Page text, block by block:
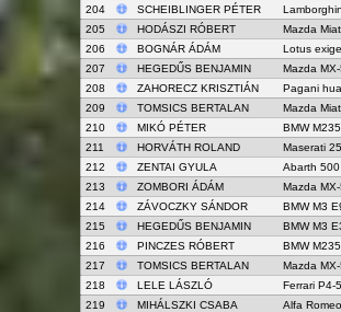
204
SCHEIBLINGER PÉTER
205
HODÁSZI RÓBERT
Mazda
206
BOGNÁR ÁDÁM
Lotus
207
HEGEDŰS BENJAMIN
Mazda
208
ZAHORECZ KRISZTIÁN
Pagani
209
TOMSICS BERTALAN
Mazda
210
MIKÓ PÉTER
BMW
211
HORVÁTH ROLAND
Maserati
212
ZENTAI GYULA
Abarth
213
ZOMBORI ÁDÁM
Mazda
214
ZÁVOCZKY SÁNDOR
BMW M3
215
HEGEDŰS BENJAMIN
BMW M3
216
PINCZES RÓBERT
BMW
217
TOMSICS BERTALAN
Mazda
218
LELE LÁSZLÓ
Ferrari P4-
219
MIHÁLSZKI CSABA
Alfa